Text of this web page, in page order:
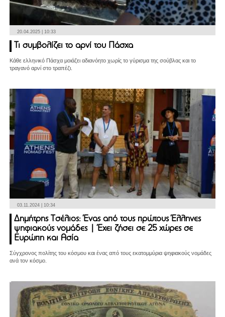
20.04.2025 | 10:33
Τι συμβολίζει το αρνί του Πάσχα
Κάθε ελληνικό Πάσχα μοιάζει αδιανόητο χωρίς το γύρισμα της σούβλας και το
τραγανό αρνί στο τραπέζι.
03.11.2024 | 10:34
Δημήτρης Tσέλιος: Ένας από τους πρώτους Έλληνες
ψηφιακούς νομάδες | Έχει ζήσει σε 25 χώρες σε
Ευρώπη και Ασία
Σύγχρονος πολίτης του κόσμου και ένας από τους εκατομμύρια ψηφιακούς νομάδες
ανά τον κόσμο.